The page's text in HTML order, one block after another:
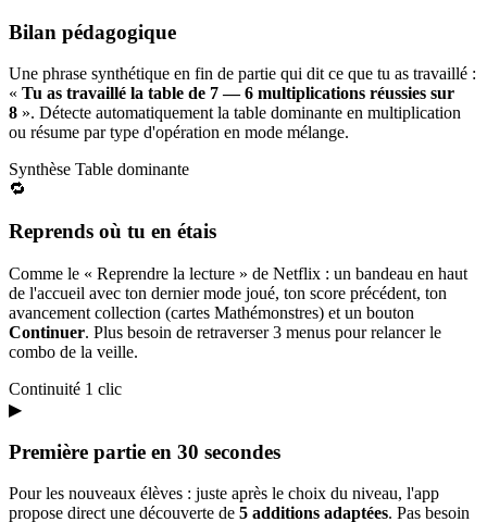
Bilan pédagogique
Une phrase synthétique en fin de partie qui dit ce que tu as travaillé :
« Tu as travaillé la table de 7 — 6 multiplications réussies sur
8 ». Détecte automatiquement la table dominante en multiplication
ou résume par type d'opération en mode mélange.
Synthèse Table dominante
🔁
Reprends où tu en étais
Comme le « Reprendre la lecture » de Netflix : un bandeau en haut
de l'accueil avec ton dernier mode joué, ton score précédent, ton
avancement collection (cartes Mathémonstres) et un bouton
Continuer. Plus besoin de retraverser 3 menus pour relancer le
combo de la veille.
Continuité 1 clic
▶
Première partie en 30 secondes
Pour les nouveaux élèves : juste après le choix du niveau, l'app
propose direct une découverte de 5 additions adaptées. Pas besoin